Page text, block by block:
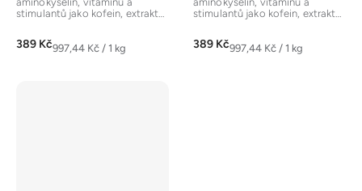
389 KčMěrná
997,44 Kč / 1 kg
stimulantů jako kofein, extrakt
389 KčMěrná
997,44 Kč / 1 kg
stimulantů jako kofein, extrakt